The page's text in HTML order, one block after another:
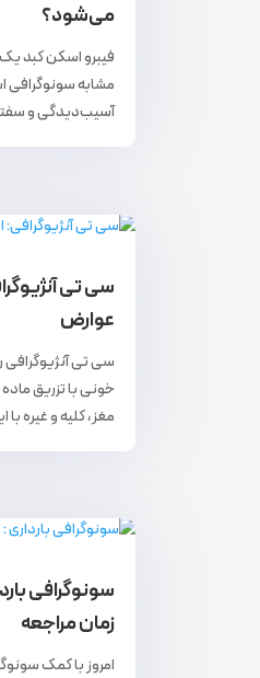
می‌شود؟
فیبرو اسکن کبد
مشابه سونوگرافی
آسیب‌دیدگی و
سی تی
عوارض
سی تی
خونی با تزریق
مغز، کلیه و غیره
سونوگرافی
زمان مراجعه
امروز با کمک